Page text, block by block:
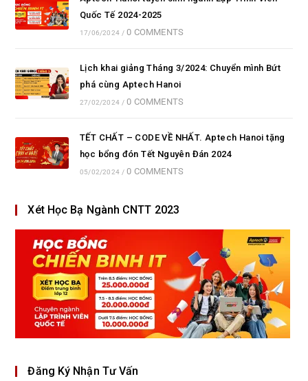
Quốc Tế 2024-2025
17/06/2024 / 0 COMMENTS
Lịch khai giảng Tháng 3/2024: Chuyển mình Bứt
phá cùng Aptech Hanoi
27/02/2024 / 0 COMMENTS
TẾT CHẤT – CODE VỀ NHẤT. Aptech Hanoi tặng
học bổng đón Tết Nguyên Đán 2024
05/02/2024 / 0 COMMENTS
Xét Học Bạ Ngành CNTT 2023
Đăng Ký Nhận Tư Vấn